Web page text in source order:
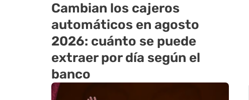
Cambian los cajeros
automáticos en agosto
2026: cuánto se puede
extraer por día según el
banco